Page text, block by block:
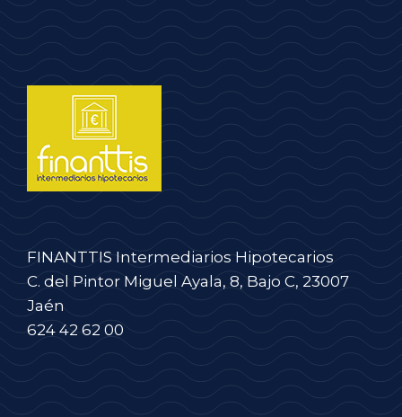
FINANTTIS Intermediarios Hipotecarios
C. del Pintor Miguel Ayala, 8, Bajo C, 23007
Jaén
624 42 62 00